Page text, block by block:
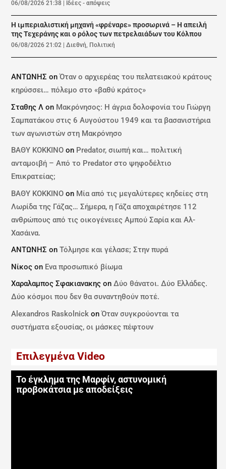
06/08/2026 21:38 Ιδέες - απόψεις
Η ιμπεριαλιστική μηχανή «φρέναρε» προσωρινά – Η απειλή
της Τεχεράνης και ο ρόλος των πετρελαιάδων του Κόλπου
06/08/2026 21:02 |Διεθνή, Πολιτική
ΑΝΤΩΝΗΣ onΌταν ο αρχιερέας του πελατειακού κράτους
κηρύσσει… πόλεμο στο «βαθύ κράτος»
Σταθης Λ on Μακρόνησος: Η άγρια δολοφονία του Γιώργη
Σαμπατάκου στις 6 Αυγούστου 1949 και τα βασανιστήρια
των αγωνιστών στη Μακρόνησο
ΒΑΘΥ ΚΟΚΚΙΝΟ on Predator, σιωπή και… πολιτική
ανταμοιβή – Από το Predator στο ψηφοδέλτιο
Επικρατείας;
ΒΑΘΥ ΚΟΚΚΙΝΟ on Μία από τις μεγαλύτερες κηδείες στη
Λωρίδα της Γάζας… Σήμερα, η Γάζα αποχαιρέτησε 112
ανθρώπους από τις οικογένειες Αμπού Σαρία και Αλ-
Χασάινα.
ΑΝΤΩΝΗΣ onΤόλμησε και γέλασε; Στην πυρά
Νίκος on Ενα προσωπικό βίωμα
Χαραλαμπος Σφακιανακης onΔύο θάνατοι. Δύο Ελλάδες.
Δύο κόσμοι που δεν θα συναντηθούν ποτέ.
Alexandros Raskolnick onΌταν συγκρούονται τα
συστήματα εξουσίας, οι μάσκες πέφτουν
Επιλεγμένα Video
Το έγκλημα της Μαρφίν, αστυνομική
προβοκάτσια με αποδείξεις